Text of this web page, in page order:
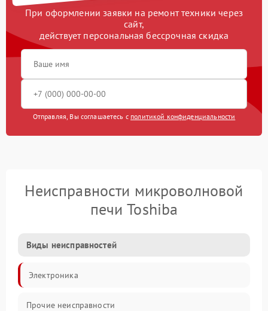
При оформлении заявки на ремонт техники через
сайт,
действует персональная бессрочная скидка
Отправляя, Вы соглашаетесь с политикой конфиденциальности
Неисправности микроволновой
печи Toshiba
Виды неисправностей
Электроника
Прочие неисправности